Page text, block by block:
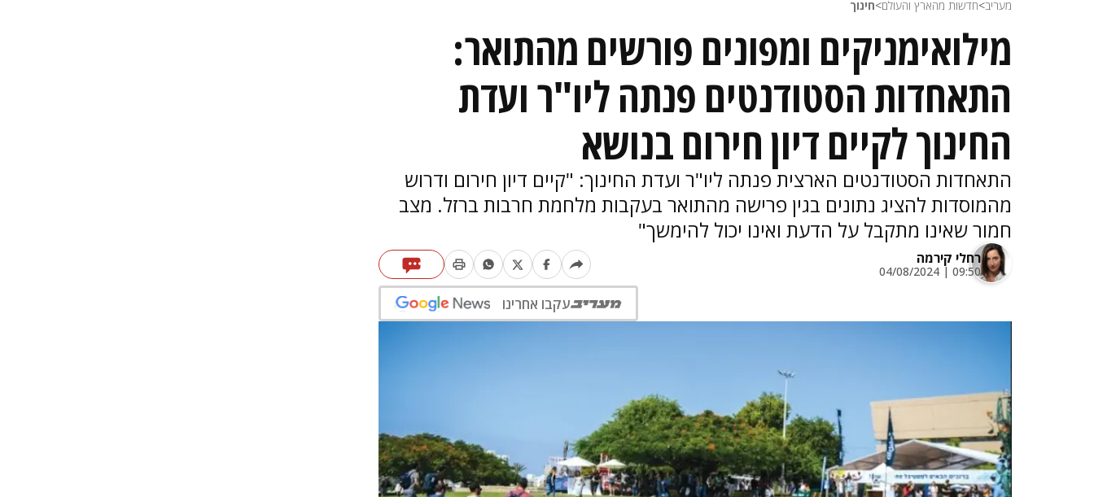
מעריב>חדשות מהארץ והעולם>חינוך
מילואימניקים ומפונים פורשים מהתואר:
התאחדות הסטודנטים פנתה ליו"ר ועדת
החינוך לקיים דיון חירום בנושא
התאחדות הסטודנטים הארצית פנתה ליו"ר ועדת החינוך: "קיים דיון חירום ודרוש
מהמוסדות להציג נתונים בגין פרישה מהתואר בעקבות מלחמת חרבות ברזל. מצב
חמור שאינו מתקבל על הדעת ואינו יכול להימשך"
רחלי קירמה
09:50 | 04/08/2024
עקבו אחרינו